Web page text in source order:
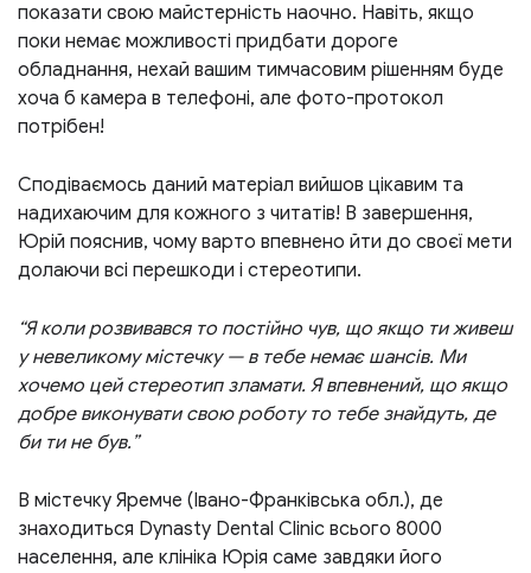
показати свою майстерність наочно. Навіть, якщо
поки немає можливості придбати дороге
обладнання, нехай вашим тимчасовим рішенням буде
хоча б камера в телефоні, але фото-протокол
потрібен!
Сподіваємось даний матеріал вийшов цікавим та
надихаючим для кожного з читатів! В завершення,
Юрій пояснив, чому варто впевнено йти до своєї мети
долаючи всі перешкоди і стереотипи.
“Я коли розвивався то постійно чув, що якщо ти живеш
у невеликому містечку — в тебе немає шансів. Ми
хочемо цей стереотип зламати. Я впевнений, що якщо
добре виконувати свою роботу то тебе знайдуть, де
би ти не був.”
В містечку Яремче (Івано-Франківська обл.), де
знаходиться Dynasty Dental Clinic всього 8000
населення, але клініка Юрія саме завдяки його